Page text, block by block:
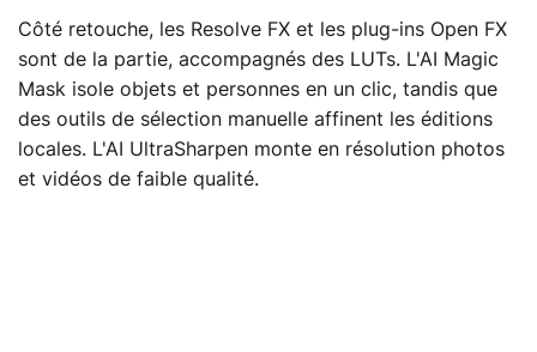
Côté retouche, les Resolve FX et les plug-ins Open FX
sont de la partie, accompagnés des LUTs. L'AI Magic
Mask isole objets et personnes en un clic, tandis que
des outils de sélection manuelle affinent les éditions
locales. L'AI UltraSharpen monte en résolution photos
et vidéos de faible qualité.